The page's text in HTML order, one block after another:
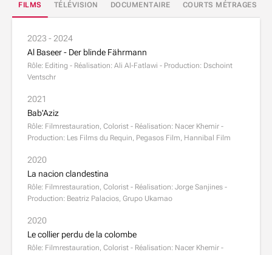
FILMS TÉLÉVISION DOCUMENTAIRE COURTS MÉTRAGES
2023 - 2024
Al Baseer - Der blinde Fährmann
Rôle: Editing - Réalisation: Ali Al-Fatlawi - Production: Dschoint
Ventschr
2021
Bab'Aziz
Rôle: Filmrestauration, Colorist - Réalisation: Nacer Khemir -
Production: Les Films du Requin, Pegasos Film, Hannibal Film
2020
La nacion clandestina
Rôle: Filmrestauration, Colorist - Réalisation: Jorge Sanjines -
Production: Beatriz Palacios, Grupo Ukamao
2020
Le collier perdu de la colombe
Rôle: Filmrestauration, Colorist - Réalisation: Nacer Khemir -